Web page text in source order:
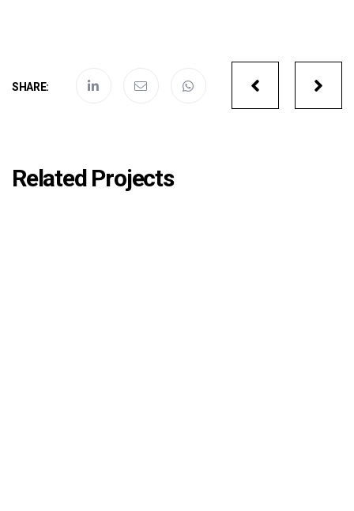
SHARE:
Portfolio
Related Projects